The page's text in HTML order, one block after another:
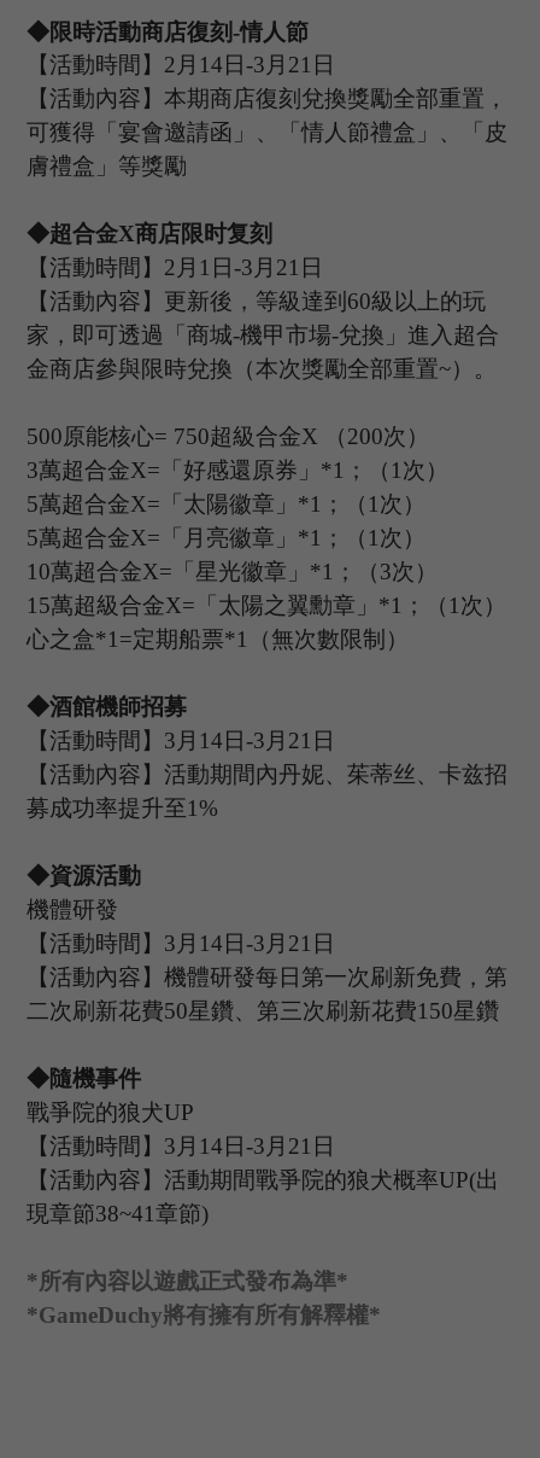
◆限時活動商店復刻-情人節
【活動時間】 2 月 14日-3 月 21 日
【活動內容】本期商店復刻兌換獎勵全部重置，
可獲得 「宴會邀請函 」 、「情人節禮盒 」 、「皮
膚禮盒 」 等獎勵
◆超合金X商店限时复刻
【活動時間】 2 月 1 日-3 月 21 日
【活動內容】更新後，等級達到 60級以上的玩
家，即可透過「商城-機甲市場-兌換」進入超合
金商店參與限時兌換（本次獎勵全部重置~）。
500原能核心= 750超級合金X （200次）
3萬超合金X=「好感還原券」*1；（1次）
5萬超合金X=「太陽徽章」*1；（1次）
5萬超合金X=「月亮徽章」*1；（1次）
10萬超合金X=「星光徽章」*1；（3次）
15萬超級合金X=「太陽之翼勳章」*1；（1次）
心之盒*1=定期船票*1（無次數限制）
◆酒館機師招募
【活動時間】 3 月 14日-3 月 21 日
【活動內容】活動期間內丹妮、茱蒂丝、卡兹招
募成功率提升至1%
◆資源活動
機體研發
【活動時間】 3 月 14日-3 月 21 日
【活動內容】機體研發每日第一次刷新免費，第
二次刷新花費50星鑽、第三次刷新花費150星鑽
◆隨機事件
戰爭院的狼犬UP
【活動時間】 3 月 14日-3 月 21 日
【活動內容】活動期間戰爭院的狼犬概率UP(出
現章節38~41章節)
*所有內容以遊戲正式發布為準*
*GameDuchy將有擁有所有解釋權*